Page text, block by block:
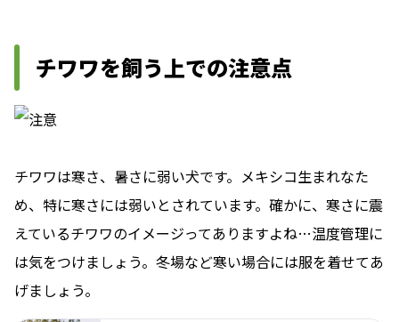
チワワを飼う上での注意点
チワワは寒さ、暑さに弱い犬です。メキシコ生まれなた
め、特に寒さには弱いとされています。確かに、寒さに震
えているチワワのイメージってありますよね…温度管理に
は気をつけましょう。冬場など寒い場合には服を着せてあ
げましょう。